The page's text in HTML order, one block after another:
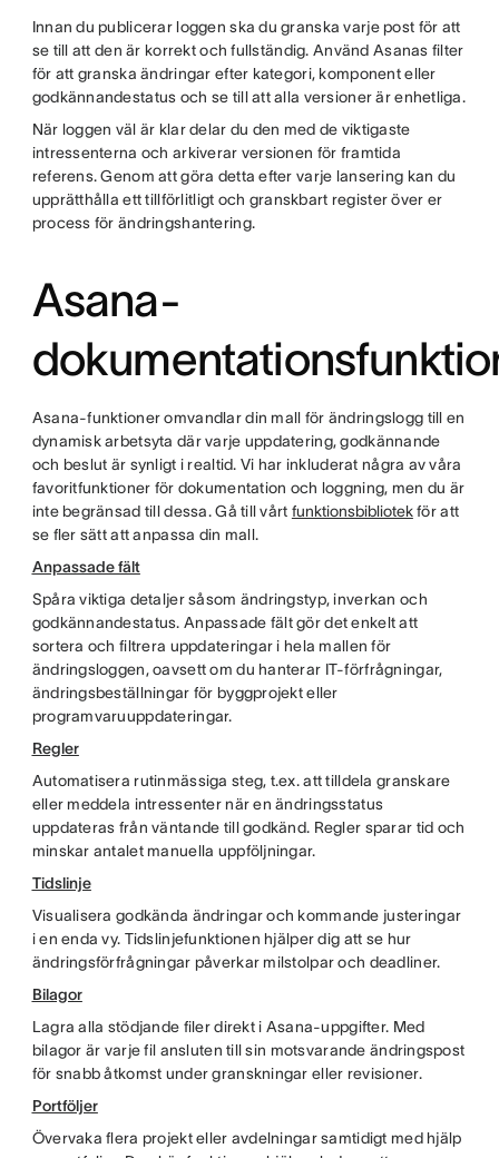
Innan du publicerar loggen ska du granska varje post för att
se till att den är korrekt och fullständig. Använd Asanas filter
för att granska ändringar efter kategori, komponent eller
godkännandestatus och se till att alla versioner är enhetliga.
När loggen väl är klar delar du den med de viktigaste
intressenterna och arkiverar versionen för framtida
referens. Genom att göra detta efter varje lansering kan du
upprätthålla ett tillförlitligt och granskbart register över er
process för ändringshantering.
Asana-
Asana-funktioner omvandlar din mall för ändringslogg till en
dynamisk arbetsyta där varje uppdatering, godkännande
och beslut är synligt i realtid. Vi har inkluderat några av våra
favoritfunktioner för dokumentation och loggning, men du är
inte begränsad till dessa. Gå till vårt funktionsbibliotekför att
se fler sätt att anpassa din mall.
Anpassade fält
Spåra viktiga detaljer såsom ändringstyp, inverkan och
godkännandestatus. Anpassade fält gör det enkelt att
sortera och filtrera uppdateringar i hela mallen för
ändringsloggen, oavsett om du hanterar IT-förfrågningar,
ändringsbeställningar för byggprojekt eller
programvaruuppdateringar.
Regler
Automatisera rutinmässiga steg, t.ex. att tilldela granskare
eller meddela intressenter när en ändringsstatus
uppdateras från väntande till godkänd. Regler sparar tid och
minskar antalet manuella uppföljningar.
Tidslinje
Visualisera godkända ändringar och kommande justeringar
i en enda vy. Tidslinjefunktionen hjälper dig att se hur
ändringsförfrågningar påverkar milstolpar och deadliner.
Bilagor
Lagra alla stödjande filer direkt i Asana-uppgifter. Med
bilagor är varje fil ansluten till sin motsvarande ändringspost
för snabb åtkomst under granskningar eller revisioner.
Portföljer
Övervaka flera projekt eller avdelningar samtidigt med hjälp